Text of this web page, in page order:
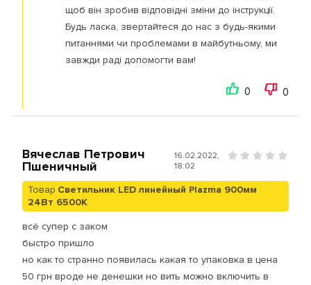
щоб він зробив відповідні зміни до інструкції.
Будь ласка, звертайтеся до нас з будь-якими
питаннями чи проблемами в майбутньому, ми
завжди раді допомогти вам!
0 0
Вячеслав Петрович
Пшеничный
16.02.2022,
18:02
Товар Cветильник LED линейный Plazma 900мм
24Вт 6500K
всё супер с заком
быстро пришло
но как то странно появилась какая то упаковка в цена
50 грн вроде не денешки но вить можно включить в